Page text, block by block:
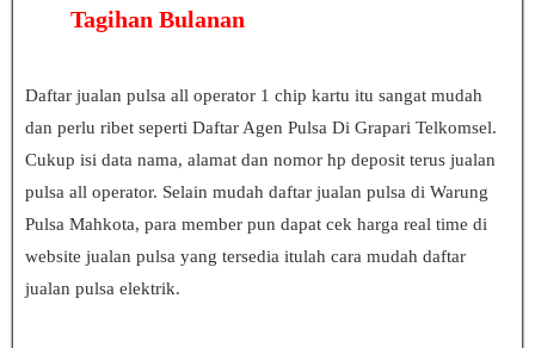
Tagihan Bulanan
Daftar jualan pulsa all operator 1 chip kartu itu sangat mudah
dan perlu ribet seperti Daftar Agen Pulsa Di Grapari Telkomsel.
Cukup isi data nama, alamat dan nomor hp deposit terus jualan
pulsa all operator. Selain mudah daftar jualan pulsa di Warung
Pulsa Mahkota, para member pun dapat cek harga real time di
website jualan pulsa yang tersedia itulah cara mudah daftar
jualan pulsa elektrik.